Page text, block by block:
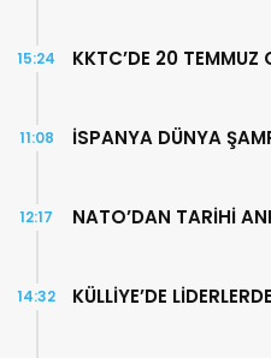
KKTC’DE 20 TEMMUZ
15:24
İSPANYA DÜNYA
11:08
NATO’DAN TARİHİ
12:17
KÜLLİYE’DE
14:32